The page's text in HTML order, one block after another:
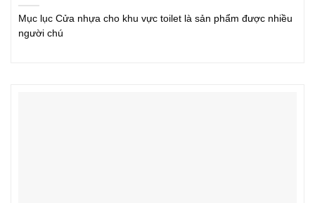
Mục lục Cửa nhựa cho khu vực toilet là sản phẩm được nhiều
người chú